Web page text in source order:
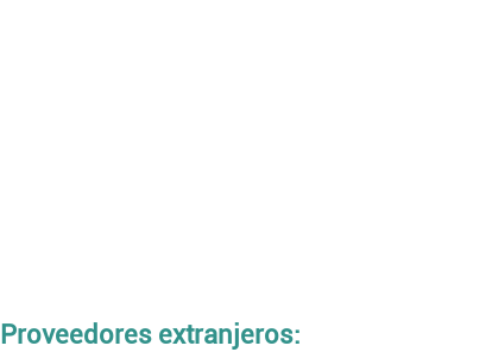
Proveedores extranjeros: